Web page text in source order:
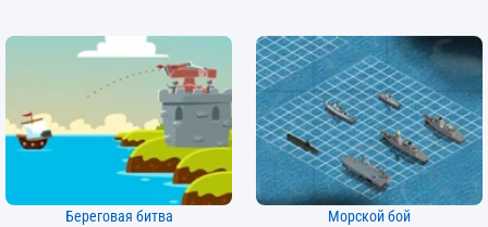
Береговая битва Морской бой